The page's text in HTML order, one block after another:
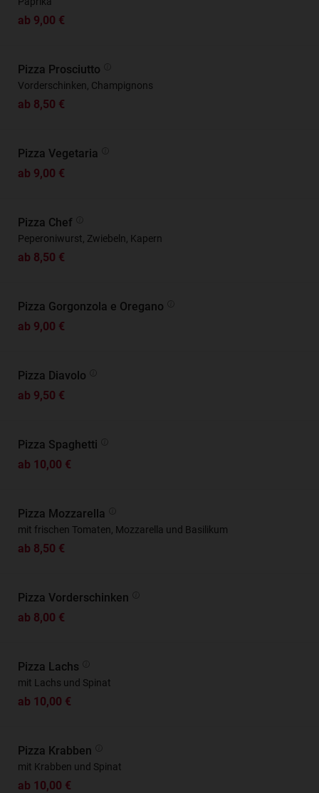
ab 9,00 €
Pizza Prosciutto
Vorderschinken, Champignons
ab 8,50 €
Pizza Vegetaria
ab 9,00 €
Pizza Chef
Peperoniwurst, Zwiebeln, Kapern
ab 8,50 €
Pizza Gorgonzola e Oregano
ab 9,00 €
Pizza Diavolo
ab 9,50 €
Pizza Spaghetti
ab 10,00 €
Pizza Mozzarella
mit frischen Tomaten, Mozzarella und Basilikum
ab 8,50 €
Pizza Vorderschinken
ab 8,00 €
Pizza Lachs
mit Lachs und Spinat
ab 10,00 €
Pizza Krabben
mit Krabben und Spinat
ab 10,00 €